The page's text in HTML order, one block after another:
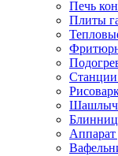
Печь
Плиты
Станции
Аппарат